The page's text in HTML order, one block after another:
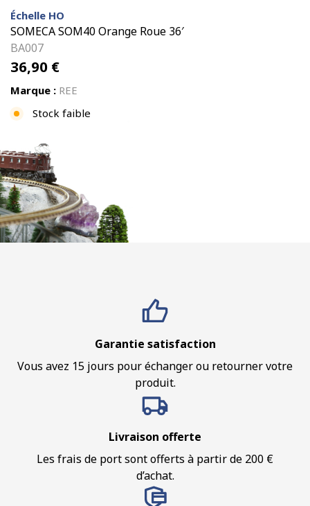
Échelle HO
SOMECA SOM40 Orange Roue 36′
BA007
36,90 €
Marque : REE
Stock faible
Garantie satisfaction
Vous avez 15 jours pour échanger ou retourner votre
produit.
Livraison offerte
Les frais de port sont offerts à partir de 200 €
d’achat.